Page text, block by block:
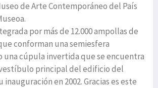
de Arte Contemporáneo del País
por más de 12.000 ampollas de
conforman una semiesfera
una cúpula invertida que se encuentra
principal del edificio del
inauguración en 2002. Gracias es este